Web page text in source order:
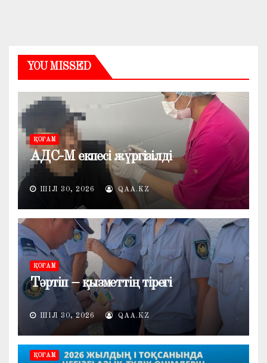
YOU MISSED
ҚОҒАМ
АДС-М екпесі жүргізілді
ШІЛ 30, 2026 QAA.KZ
ҚОҒАМ
Тәртіп – қызметтің тірегі
ШІЛ 30, 2026 QAA.KZ
ҚОҒАМ